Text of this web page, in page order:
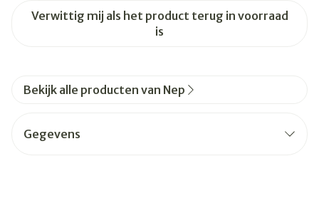
Verwittig mij als het product terug in voorraad
is
Bekijk alle producten van Nep
Gegevens